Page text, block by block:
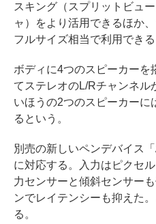
スキング（スプリットビュ
ャ）をより活用できるほか
フルサイズ相当で利用できる
ボディに4つのスピーカーを
てステレオのL/Rチャンネル
いほうの2つのスピーカーに
るという。
別売の新しいペンデバイス
に対応する。入力はピクセ
力センサーと傾斜センサー
ンでレイテンシーも抑えた
る。